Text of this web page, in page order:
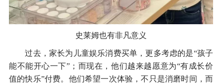
史莱姆也有非凡意义
过去，家长为儿童娱乐消费买单，更多考虑的是“孩子
能不能开心一下”；而现在，他们越来越愿意为“有成长价
值的快乐”付费。他们希望一次体验，不只是消磨时间，而